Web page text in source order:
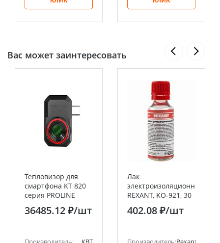
Вас может заинтересовать
Тепловизор для
смартфона KT 820
серия PROLINE
компактный КВТ
36485.12 ₽/шт
Лак
электроизоляционный
REXANT, KO-921, 30
мл, флакон
402.08 ₽/шт